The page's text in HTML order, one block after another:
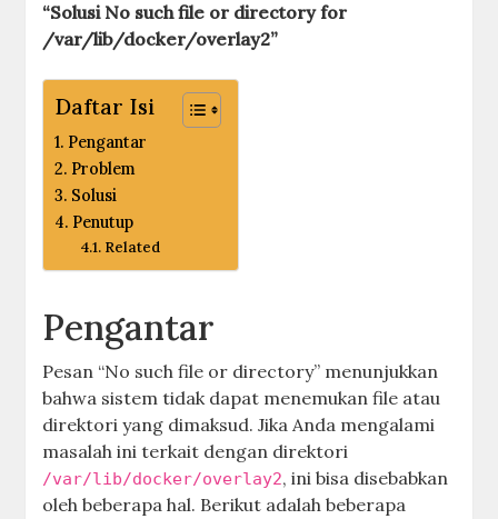
“Solusi No such file or directory for
/var/lib/docker/overlay2”
Daftar Isi
Pengantar
Problem
Solusi
Penutup
Related
Pengantar
Pesan “No such file or directory” menunjukkan
bahwa sistem tidak dapat menemukan file atau
direktori yang dimaksud. Jika Anda mengalami
masalah ini terkait dengan direktori
/var/lib/docker/overlay2, ini bisa disebabkan
oleh beberapa hal. Berikut adalah beberapa